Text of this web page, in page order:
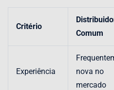
Critério
Comum
Experiência
nova no
mercado